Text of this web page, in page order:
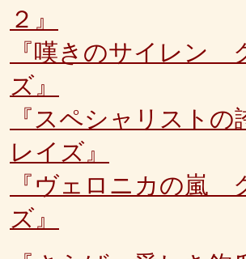
２』
『嘆きのサイレン
ズ』
『スペシャリスト
レイズ』
『ヴェロニカの嵐
ズ』